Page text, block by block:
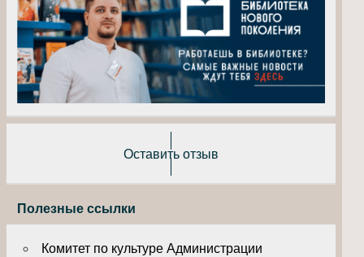
Оставить отзыв
Полезные ссылки
Комитет по культуре Администрации